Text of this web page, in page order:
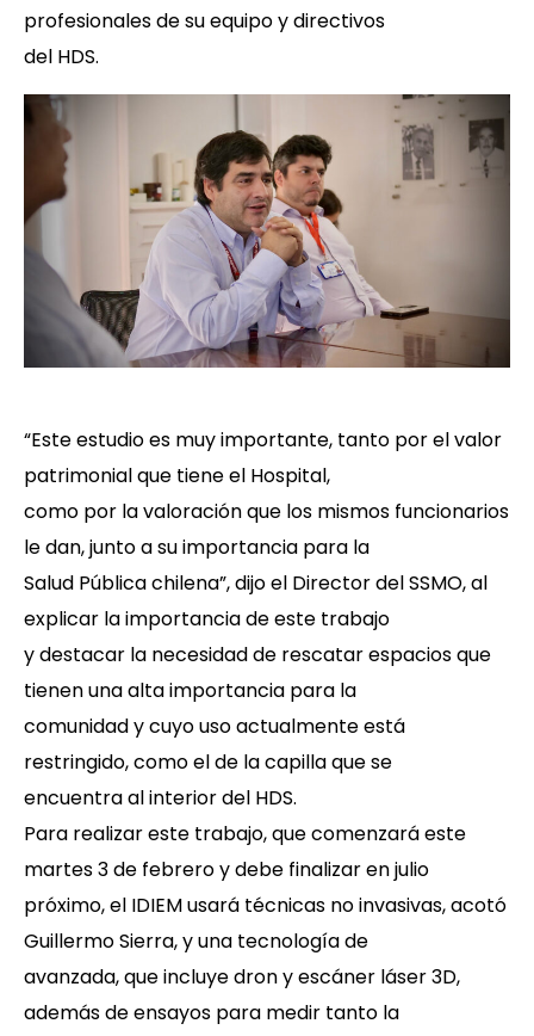
profesionales de su equipo y directivos
del HDS.
“Este estudio es muy importante, tanto por el valor
patrimonial que tiene el Hospital,
como por la valoración que los mismos funcionarios
le dan, junto a su importancia para la
Salud Pública chilena”, dijo el Director del SSMO, al
explicar la importancia de este trabajo
y destacar la necesidad de rescatar espacios que
tienen una alta importancia para la
comunidad y cuyo uso actualmente está
restringido, como el de la capilla que se
encuentra al interior del HDS.
Para realizar este trabajo, que comenzará este
martes 3 de febrero y debe finalizar en julio
próximo, el IDIEM usará técnicas no invasivas, acotó
Guillermo Sierra, y una tecnología de
avanzada, que incluye dron y escáner láser 3D,
además de ensayos para medir tanto la